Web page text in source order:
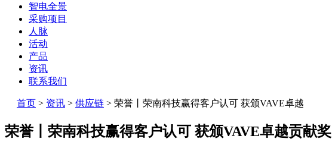
智电全景
采购项目
人脉
活动
产品
资讯
联系我们
首页 > 资讯 > 供应链 > 荣誉丨荣南科技赢得客户认可 获颁VAVE卓越
荣誉丨荣南科技赢得客户认可 获颁VAVE卓越贡献奖